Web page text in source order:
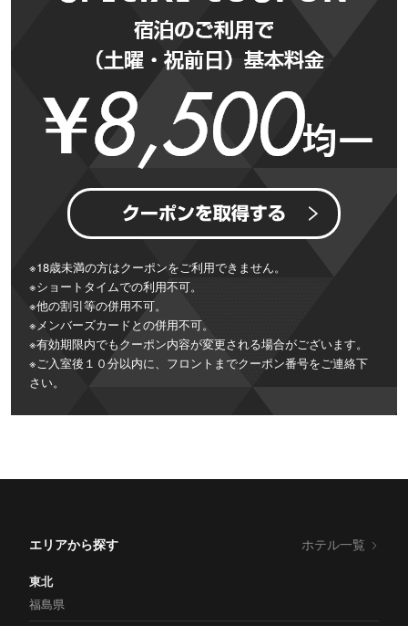
※18歳未満の方はクーポンをご利用できません。
※ショートタイムでの利用不可。
※他の割引等の併用不可。
※メンバーズカードとの併用不可。
※有効期限内でもクーポン内容が変更される場合がございます。
※ご入室後１０分以内に、フロントまでクーポン番号をご連絡下
さい。
エリアから探す ホテル一覧
東北
福島県